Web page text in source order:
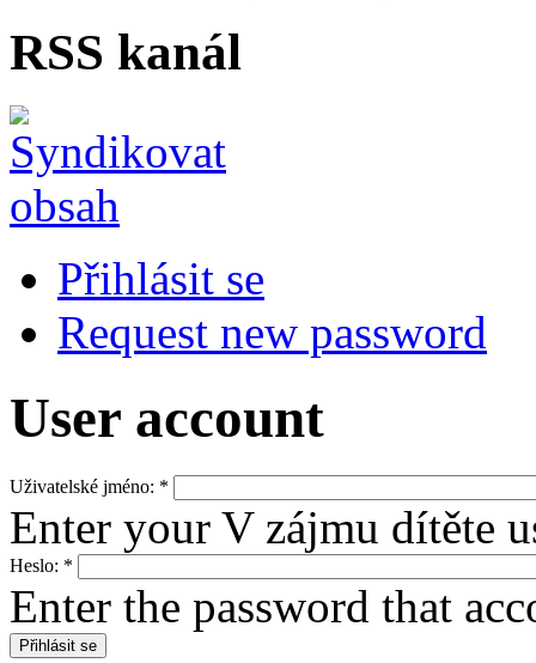
RSS kanál
Přihlásit se
Request new password
User account
Uživatelské jméno: *
Enter your V zájmu dítěte
Heslo: *
Enter the password that